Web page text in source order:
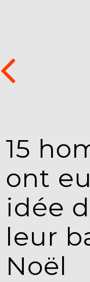
15
ont
idée
leur
Noël